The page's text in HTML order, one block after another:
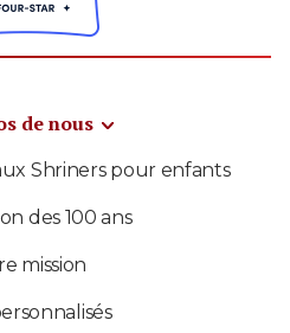
de nous
Shriners pour enfants
des 100 ans
mission